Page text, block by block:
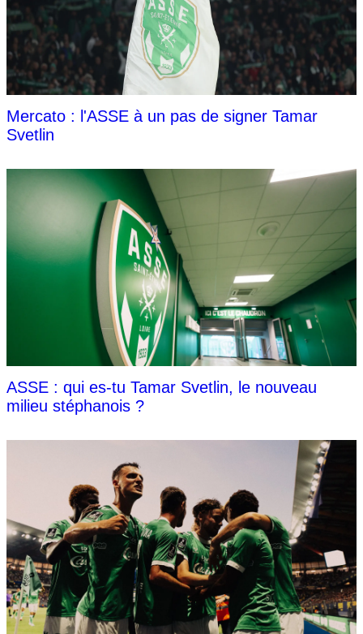
Mercato : l'ASSE à un pas de signer Tamar
Svetlin
ASSE : qui es-tu Tamar Svetlin, le nouveau
milieu stéphanois ?